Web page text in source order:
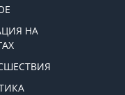
НА